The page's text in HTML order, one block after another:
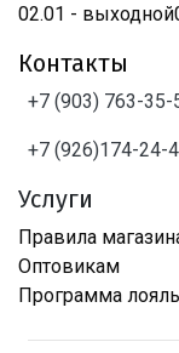
02.01 -
Контакты
+7 (903) 763-35-
+7 (926)174-24-
Услуги
Правила
Оптовикам
Программа